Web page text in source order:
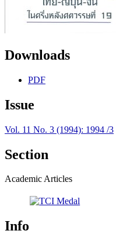
Downloads
PDF
Issue
Vol. 11 No. 3 (1994): 1994 /3
Section
Academic Articles
Info